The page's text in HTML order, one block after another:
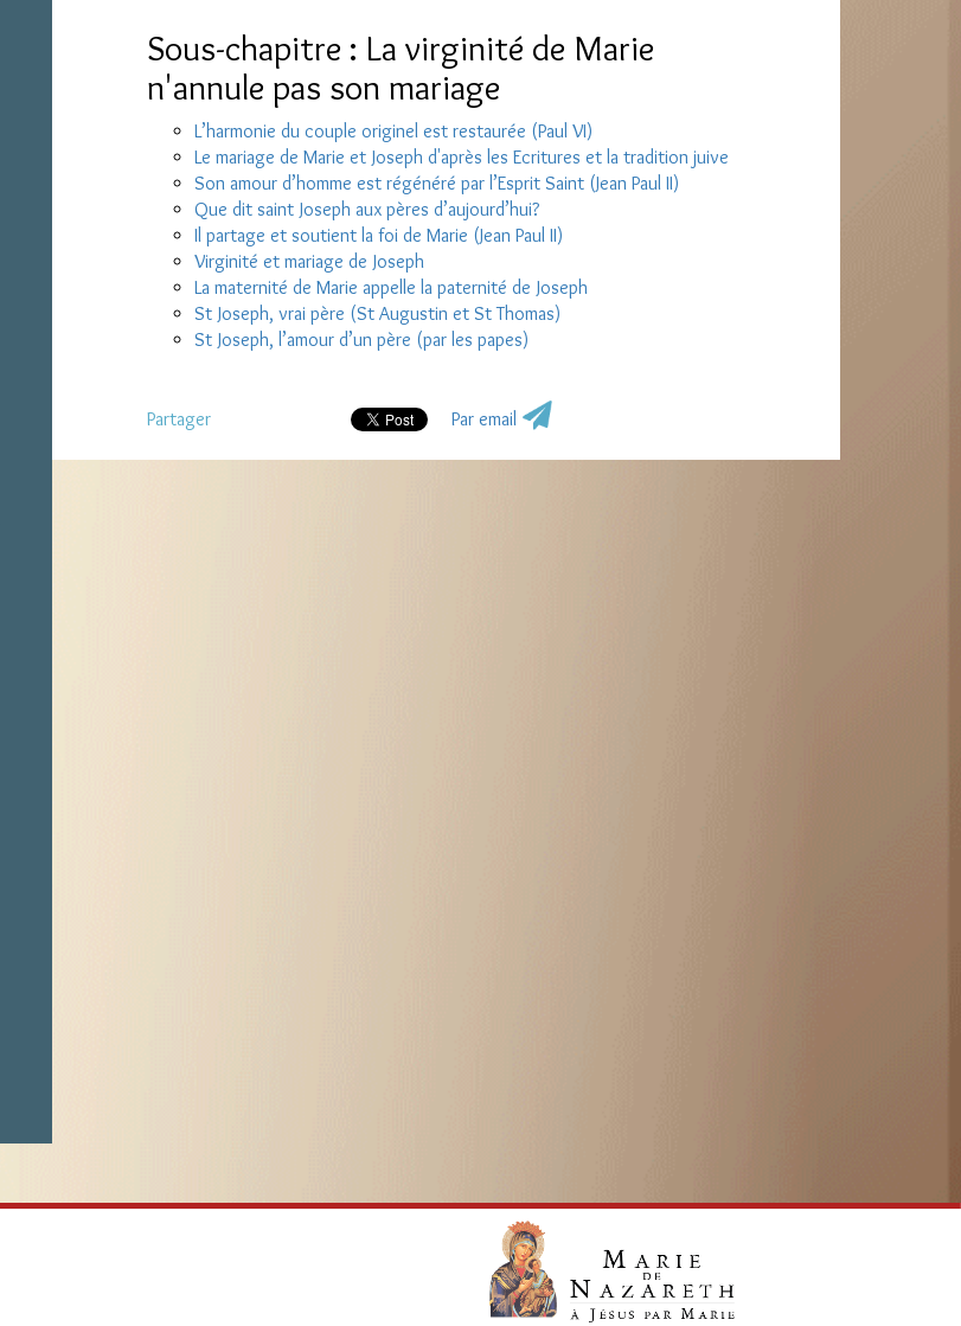
Sous-chapitre : La virginité de Marie
n'annule pas son mariage
L’harmonie du couple originel est restaurée (Paul VI)
Le mariage de Marie et Joseph d'après les Ecritures et la tradition juive
Son amour d’homme est régénéré par l’Esprit Saint (Jean Paul II)
Que dit saint Joseph aux pères d’aujourd’hui?
Il partage et soutient la foi de Marie (Jean Paul II)
Virginité et mariage de Joseph
La maternité de Marie appelle la paternité de Joseph
St Joseph, vrai père (St Augustin et St Thomas)
St Joseph, l’amour d’un père (par les papes)
Partager Par email